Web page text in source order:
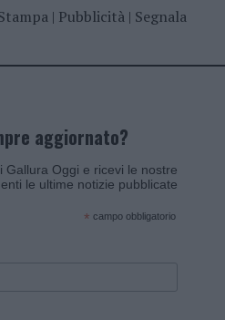
| Pubblicità| Segnala
aggiornato?
Gallura Oggi e ricevi le nostre
le ultime notizie pubblicate
* campo obbligatorio